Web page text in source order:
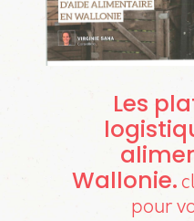
Les
Wallonie
pour